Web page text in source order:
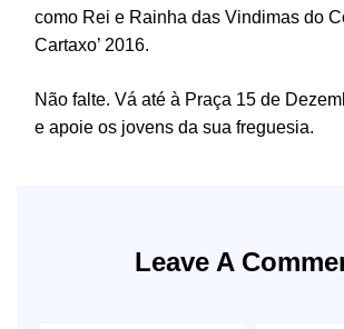
como Rei e Rainha das Vindimas do
Cartaxo’ 2016.
Não falte. Vá até à Praça 15 de
e apoie os jovens da sua freguesia.
Leave A